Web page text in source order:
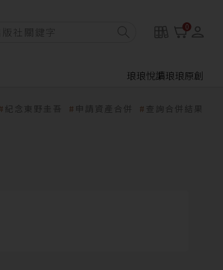
0
琅琅悅讀琅琅原創
紀念東野圭吾 申請資產合併 查詢合併結果